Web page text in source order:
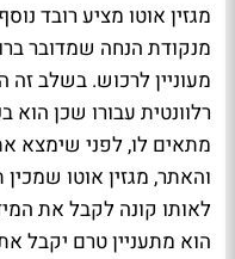
מגזין אוטו מציע רובד
מנקודת הנחה שמדובר
מעוניין לרכוש. בשלב זה
רלוונטית עבורו שכן הוא
מתאים לו, לפני שימצא
והאתר, מגזין אוטו
לאותו קונה לקבל את
הוא מתעניין טרם יקבל